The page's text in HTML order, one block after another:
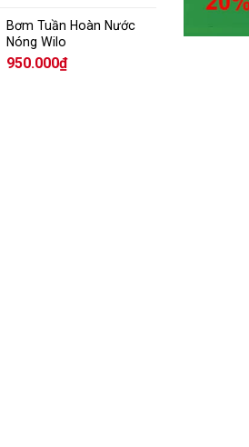
Bơm Tuần Hoàn Nước
Nóng Wilo
950.000₫